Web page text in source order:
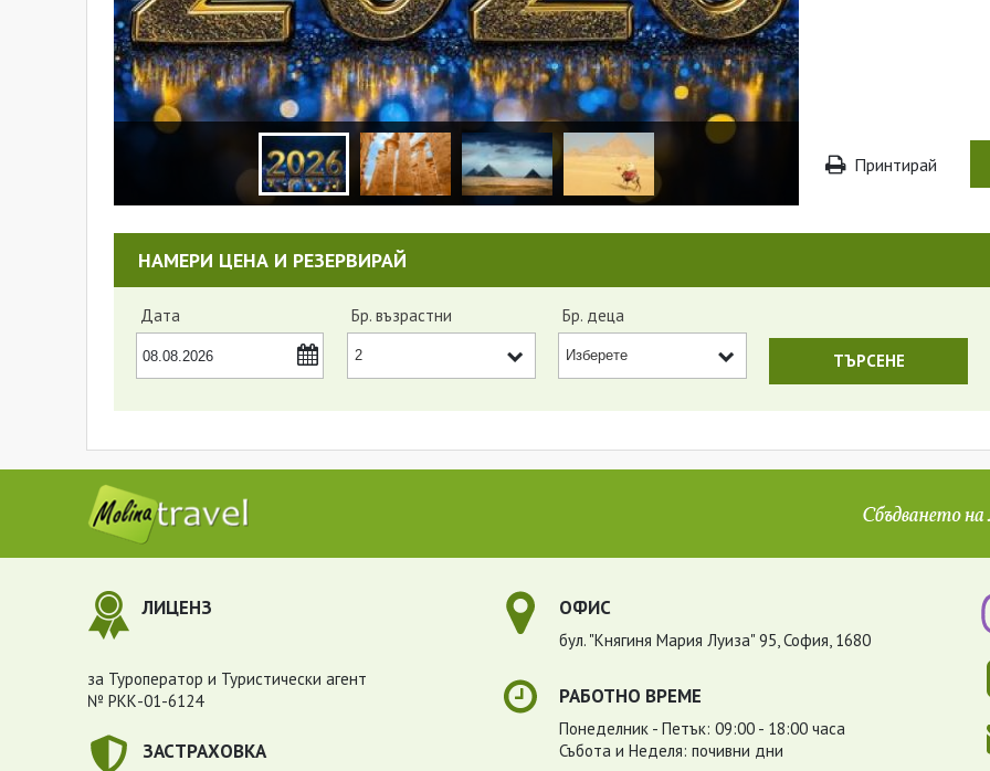
Принтирай
НАМЕРИ ЦЕНА И РЕЗЕРВИРАЙ
Дата Бр. възрастни Бр. деца
ЛИЦЕНЗ
за Туроператор и Туристически агент
№ РКК-01-6124
ЗАСТРАХОВКА
ОФИС
бул. "Княгиня Мария Луиза" 95, София, 1680
РАБОТНО ВРЕМЕ
Понеделник - Петък: 09:00 - 18:00 часа
Събота и Неделя: почивни дни